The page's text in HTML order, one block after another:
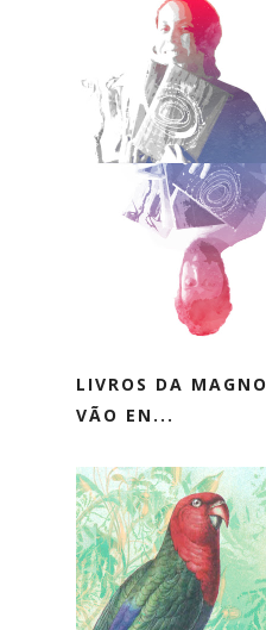
LIVROS DA
VÃO EN...